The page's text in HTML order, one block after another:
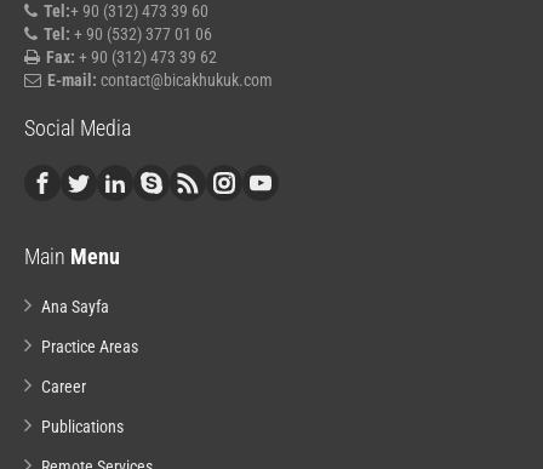
Tel:+ 90 (312) 473 39 60
Tel: + 90 (532) 377 01 06
Fax: + 90 (312) 473 39 62
E-mail: contact@bicakhukuk.com
Social Media
Main Menu
Ana Sayfa
Practice Areas
Career
Publications